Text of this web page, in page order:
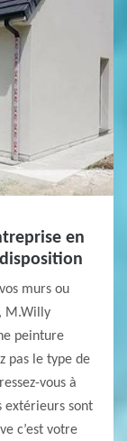
en
murs ou
M.Willy
peinture
pas le type de
vous à
extérieurs sont
c’est votre